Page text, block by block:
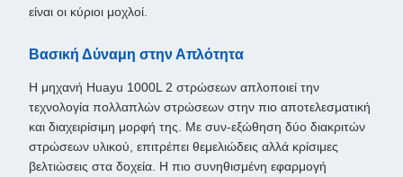
είναι οι κύριοι μοχλοί.
Βασική Δύναμη στην Απλότητα
Η μηχανή Huayu 1000L 2 στρώσεων απλοποιεί την
τεχνολογία πολλαπλών στρώσεων στην πιο αποτελεσματική
και διαχειρίσιμη μορφή της. Με συν-εξώθηση δύο διακριτών
στρώσεων υλικού, επιτρέπει θεμελιώδεις αλλά κρίσιμες
βελτιώσεις στα δοχεία. Η πιο συνηθισμένη εφαρμογή